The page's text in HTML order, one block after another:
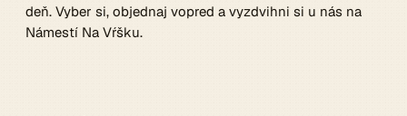
deň. Vyber si, objednaj vopred a vyzdvihni si u nás na
Námestí Na Vŕšku.